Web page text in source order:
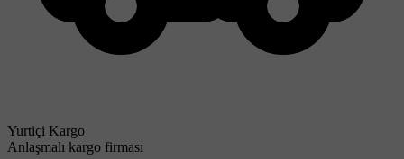
Yurtiçi Kargo
Anlaşmalı kargo firması